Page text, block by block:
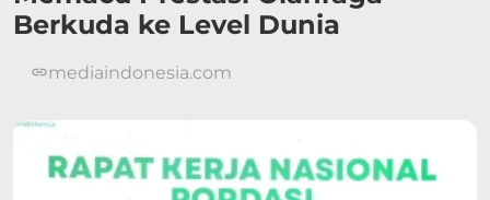
Berkuda ke Level Dunia
mediaindonesia.com